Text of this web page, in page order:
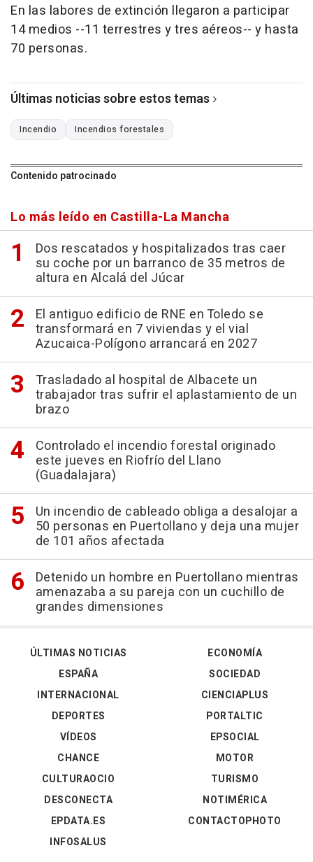
En las labores de extinción llegaron a participar
14 medios --11 terrestres y tres aéreos-- y hasta
70 personas.
Últimas noticias sobre estos temas
Incendio Incendios forestales
Contenido patrocinado
Lo más leído en Castilla-La Mancha
Dos rescatados y hospitalizados tras caer
su coche por un barranco de 35 metros de
altura en Alcalá del Júcar
El antiguo edificio de RNE en Toledo se
transformará en 7 viviendas y el vial
Azucaica-Polígono arrancará en 2027
Trasladado al hospital de Albacete un
trabajador tras sufrir el aplastamiento de un
brazo
Controlado el incendio forestal originado
este jueves en Riofrío del Llano
(Guadalajara)
Un incendio de cableado obliga a desalojar a
50 personas en Puertollano y deja una mujer
de 101 años afectada
Detenido un hombre en Puertollano mientras
amenazaba a su pareja con un cuchillo de
grandes dimensiones
ÚLTIMAS NOTICIAS
ESPAÑA
INTERNACIONAL
DEPORTES
VÍDEOS
ECONOMÍA
SOCIEDAD
CIENCIAPLUS
PORTALTIC
EPSOCIAL
CHANCE
CULTURAOCIO
DESCONECTA
EPDATA.ES
INFOSALUS
MOTOR
TURISMO
NOTIMÉRICA
CONTACTOPHOTO